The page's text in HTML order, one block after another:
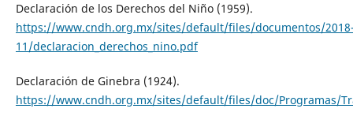
Declaración de los Derechos del Niño (1959).
https://www.cndh.org.mx/sites/default/files/documentos/
11/declaracion_derechos_nino.pdf
Declaración de Ginebra (1924).
https://www.cndh.org.mx/sites/default/files/doc/Programas/